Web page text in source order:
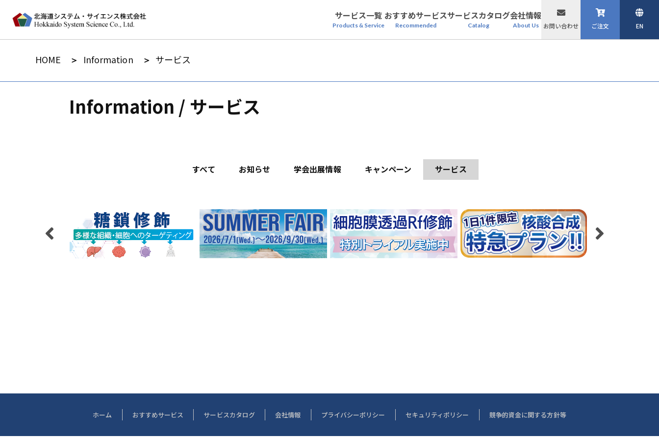
サービス一覧
Products & Service
おすすめサービス
Recommended
サービスカタログ
Catalog
会社情報
About Us お問い合わせ ご注文 EN
HOME Information サービス
Information / サービス
すべて お知らせ 学会出展情報 キャンペーン サービス
ホーム おすすめサービス サービスカタログ 会社情報 プライバシーポリシー セキュリティポリシー 競争的資金に関する方針等